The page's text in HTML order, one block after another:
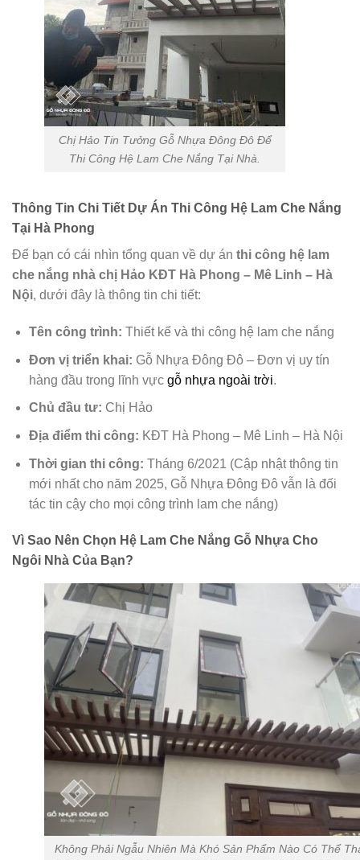
Chị Hảo Tin Tưởng Gỗ Nhựa Đông Đô Để
Thi Công Hệ Lam Che Nắng Tại Nhà.
Thông Tin Chi Tiết Dự Án Thi Công Hệ Lam Che Nắng
Tại Hà Phong
Để bạn có cái nhìn tổng quan về dự án thi công hệ lam
che nắng nhà chị Hảo KĐT Hà Phong – Mê Linh – Hà
Nội, dưới đây là thông tin chi tiết:
Tên công trình: Thiết kế và thi công hệ lam che nắng
Đơn vị triển khai: Gỗ Nhựa Đông Đô – Đơn vị uy tín
hàng đầu trong lĩnh vực gỗ nhựa ngoài trời.
Chủ đầu tư: Chị Hảo
Địa điểm thi công: KĐT Hà Phong – Mê Linh – Hà Nội
Thời gian thi công: Tháng 6/2021 (Cập nhật thông tin
mới nhất cho năm 2025, Gỗ Nhựa Đông Đô vẫn là đối
tác tin cậy cho mọi công trình lam che nắng)
Vì Sao Nên Chọn Hệ Lam Che Nắng Gỗ Nhựa Cho
Ngôi Nhà Của Bạn?
Không Phải Ngẫu Nhiên Mà Khó Sản Phẩm Nào Có Thể